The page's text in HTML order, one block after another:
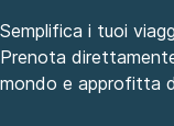
Semplifica i tuoi
Prenota
mondo e approfitta